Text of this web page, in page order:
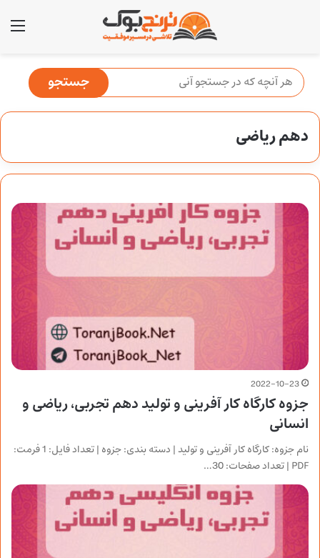
دهم ریاضی
2022-10-23
جزوه کارگاه کار آفرینی و تولید دهم تجربی، ریاضی و
انسانی
نام جزوه: کارگاه کار آفرینی و تولید | دسته بندی: جزوه | تعداد فایل: 1 فرمت:
PDF | تعداد صفحات: 30…